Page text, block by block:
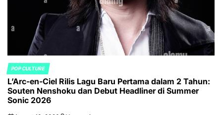
POSTED
IN
POP CULTURE
L’Arc-en-Ciel Rilis Lagu Baru Pertama dalam 2 Tahun:
Souten Nenshoku dan Debut Headliner di Summer
Sonic 2026